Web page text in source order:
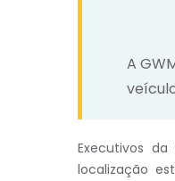
A
Executivos
localização